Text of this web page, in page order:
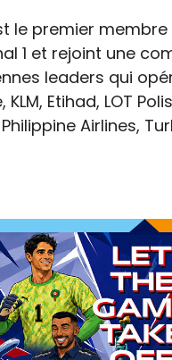
le premier
1 et rejoint une
leaders qui
Etihad, LOT
Airlines,